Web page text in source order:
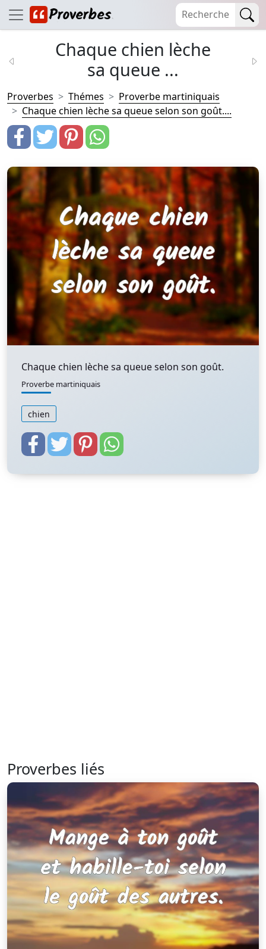
Chaque chien lèche
sa queue ...
Proverbes Thémes
Proverbe martiniquais
Chaque chien lèche sa queue selon son goût....
Chaque chien lèche sa queue selon son goût.
Proverbe martiniquais
chien
Proverbes liés